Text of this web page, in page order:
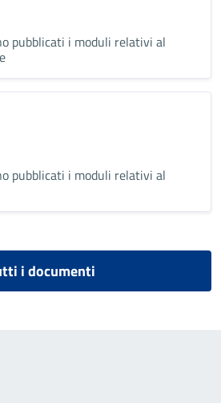
pubblicati i moduli relativi al
pubblicati i moduli relativi al
i documenti